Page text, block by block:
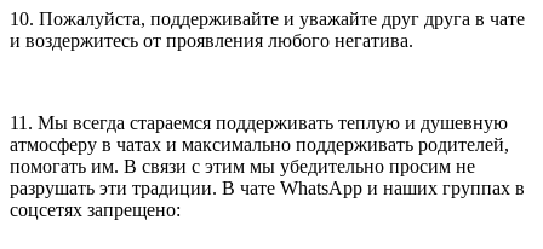
10. Пожалуйста, поддерживайте и уважайте друг друга в чате
и воздержитесь от проявления любого негатива.
11. Мы всегда стараемся поддерживать теплую и душевную
атмосферу в чатах и максимально поддерживать родителей,
помогать им. В связи с этим мы убедительно просим не
разрушать эти традиции. В чате WhatsApp и наших группах в
соцсетях запрещено: